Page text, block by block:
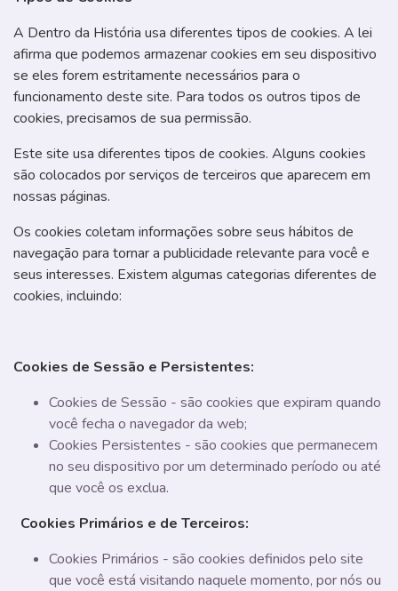
A Dentro da História usa diferentes tipos de cookies. A lei
afirma que podemos armazenar cookies em seu dispositivo
se eles forem estritamente necessários para o
funcionamento deste site. Para todos os outros tipos de
cookies, precisamos de sua permissão.
Este site usa diferentes tipos de cookies. Alguns cookies
são colocados por serviços de terceiros que aparecem em
nossas páginas.
Os cookies coletam informações sobre seus hábitos de
navegação para tornar a publicidade relevante para você e
seus interesses. Existem algumas categorias diferentes de
cookies, incluindo:
Cookies de Sessão e Persistentes:
Cookies de Sessão - são cookies que expiram quando
você fecha o navegador da web;
Cookies Persistentes - são cookies que permanecem
no seu dispositivo por um determinado período ou até
que você os exclua.
Cookies Primários e de Terceiros:
Cookies Primários - são cookies definidos pelo site
que você está visitando naquele momento, por nós ou